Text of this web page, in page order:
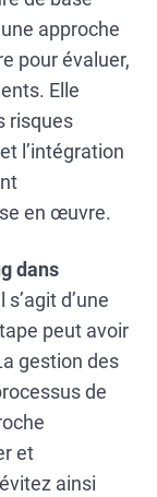
approche
pour évaluer,
Elle
risques
l’intégration
en œuvre.
dans
s’agit d’une
peut avoir
gestion des
de
et
ainsi